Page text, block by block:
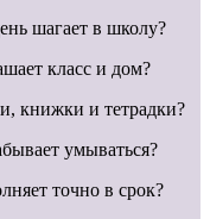
шагает в школу?
класс и дом?
книжки и тетрадки?
умываться?
точно в срок?